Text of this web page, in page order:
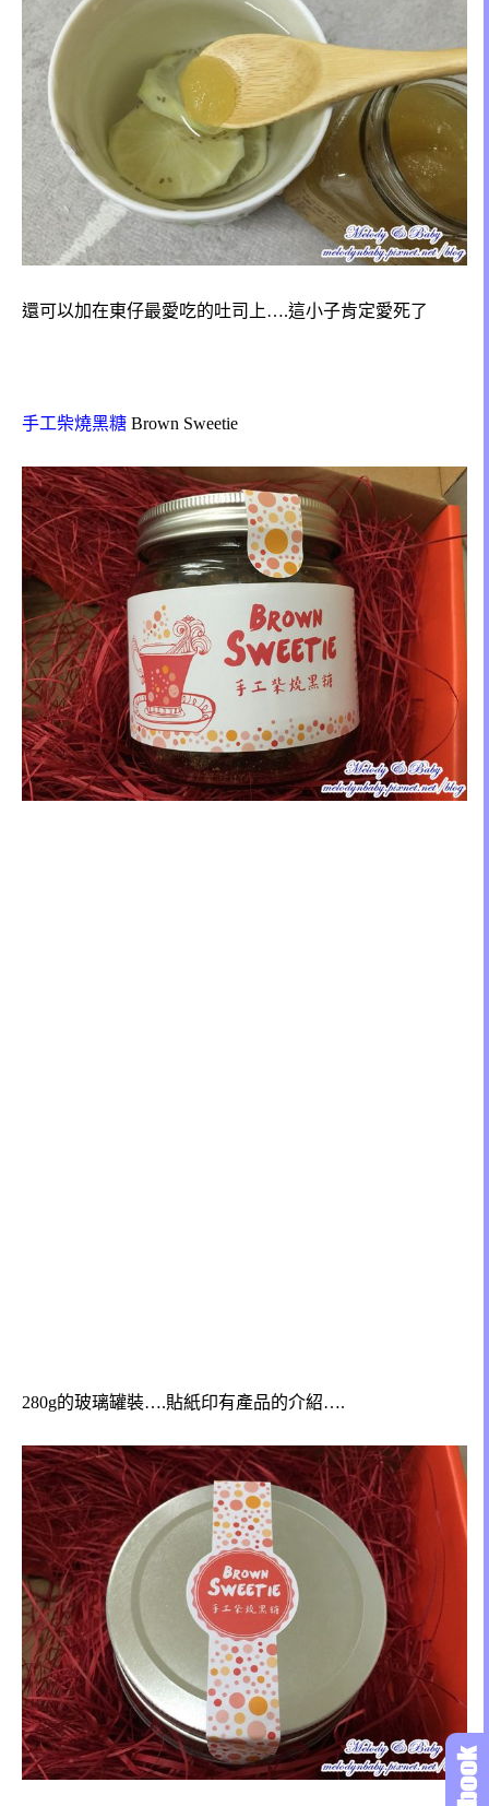
還可以加在東仔最愛吃的吐司上….這小子肯定愛死了
手工柴燒黑糖 Brown Sweetie
280g的玻璃罐裝….貼紙印有產品的介紹….